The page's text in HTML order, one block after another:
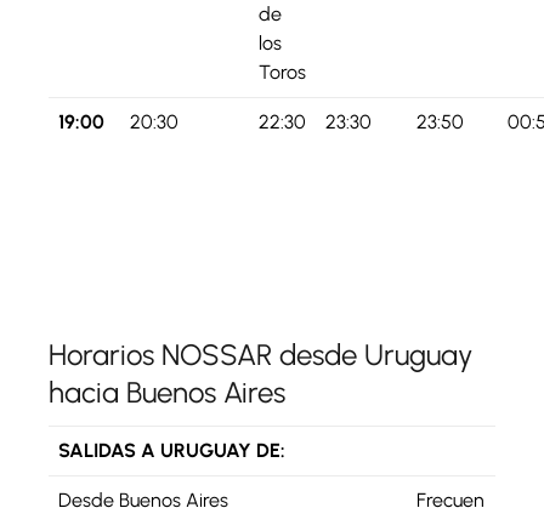
de
los
Toros
19:00 20:30 22:30 23:30 23:50
Horarios NOSSAR desde Uruguay
hacia Buenos Aires
SALIDAS A URUGUAY DE:
Desde Buenos Aires
Frecuen